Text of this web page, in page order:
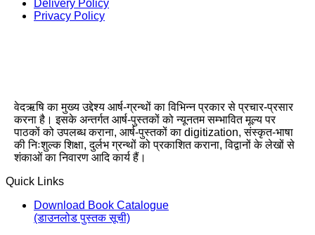
Delivery Policy
Privacy Policy
वेदऋषि का मुख्य उद्देश्य आर्ष-ग्रन्थों का विभिन्न प्रकार से प्रचार-प्रसार
करना है। इसके अन्तर्गत आर्ष-पुस्तकों को न्यूनतम सम्भावित मूल्य पर
पाठकों को उपलब्ध कराना, आर्ष-पुस्तकों का digitization, संस्कृत-भाषा
की निःशुल्क शिक्षा, दुर्लभ ग्रन्थों को प्रकाशित कराना, विद्वानों के लेखों से
शंकाओं का निवारण आदि कार्य हैं।
Quick Links
Download Book Catalogue
(डाउनलोड पुस्तक सूची)